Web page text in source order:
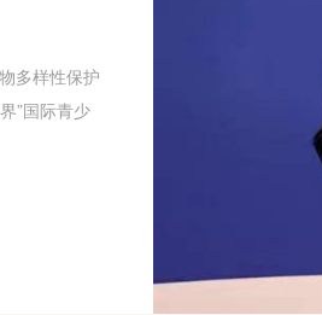
多样性保护
”国际青少